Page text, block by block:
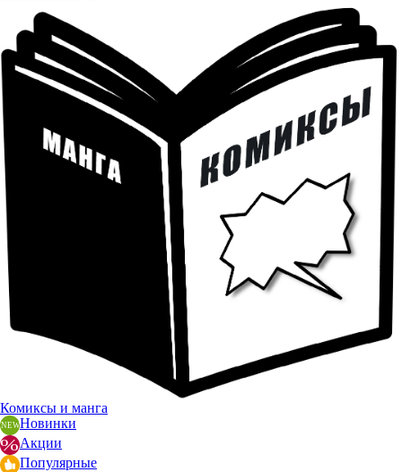
Комиксы и манга
Новинки
Акции
Популярные